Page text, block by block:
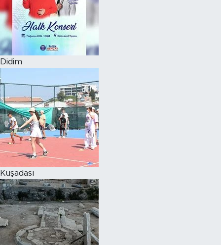
Didim
Kuşadası